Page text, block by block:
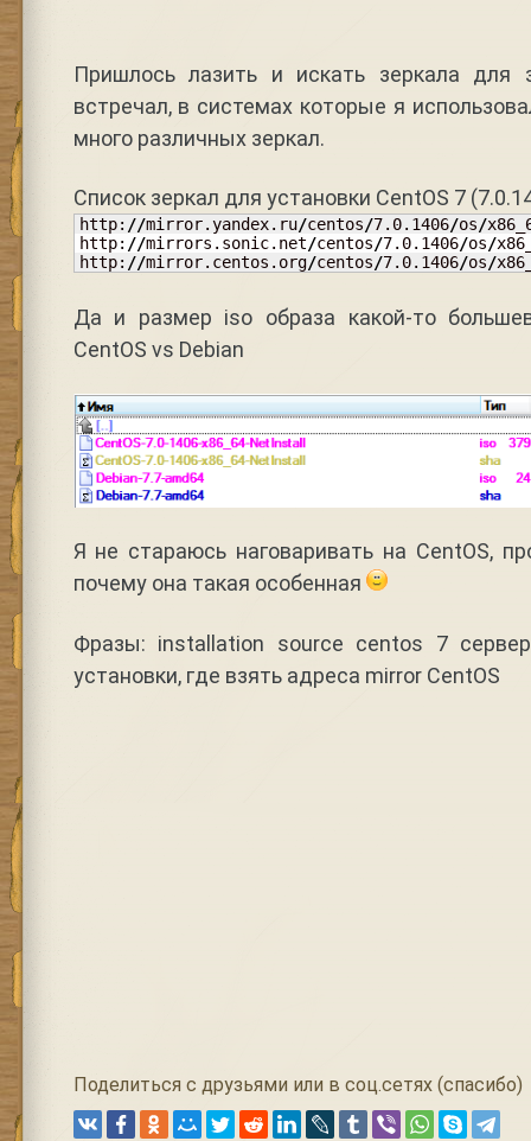
Пришлось лазить и искать зеркала для
встречал, в системах которые я
много различных зеркал.
Список зеркал для установки CentOS 7
http: //mirror.yandex.ru/centos/7.0.1406/os/
http: //mirrors.sonic.net/centos/7.0.1406/os/
http: //mirror.centos.org/centos/7.0.1406/os/
Да и размер iso образа какой-то
CentOS vs Debian
Я не стараюсь наговаривать на CentOS,
почему она такая особенная
Фразы: installation source centos 7
установки, где взять адреса mirror CentOS
Поделиться с друзьями или в соц.сетях (спасибо)